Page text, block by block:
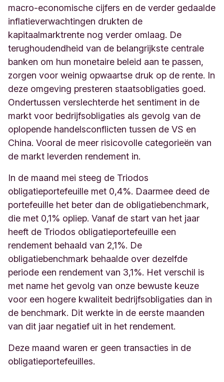
macro-economische cijfers en de verder gedaalde
inflatieverwachtingen drukten de
kapitaalmarktrente nog verder omlaag. De
terughoudendheid van de belangrijkste centrale
banken om hun monetaire beleid aan te passen,
zorgen voor weinig opwaartse druk op de rente. In
deze omgeving presteren staatsobligaties goed.
Ondertussen verslechterde het sentiment in de
markt voor bedrijfsobligaties als gevolg van de
oplopende handelsconflicten tussen de VS en
China. Vooral de meer risicovolle categorieën van
de markt leverden rendement in.
In de maand mei steeg de Triodos
obligatieportefeuille met 0,4%. Daarmee deed de
portefeuille het beter dan de obligatiebenchmark,
die met 0,1% opliep. Vanaf de start van het jaar
heeft de Triodos obligatieportefeuille een
rendement behaald van 2,1%. De
obligatiebenchmark behaalde over dezelfde
periode een rendement van 3,1%. Het verschil is
met name het gevolg van onze bewuste keuze
voor een hogere kwaliteit bedrijfsobligaties dan in
de benchmark. Dit werkte in de eerste maanden
van dit jaar negatief uit in het rendement.
Deze maand waren er geen transacties in de
obligatieportefeuilles.